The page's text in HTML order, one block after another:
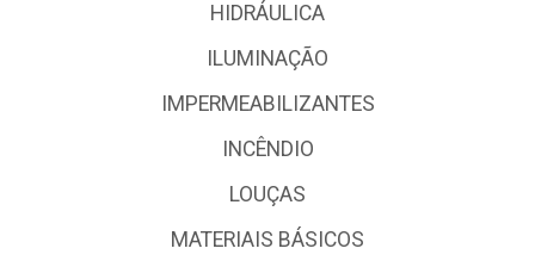
HIDRÁULICA
ILUMINAÇÃO
IMPERMEABILIZANTES
INCÊNDIO
LOUÇAS
MATERIAIS BÁSICOS